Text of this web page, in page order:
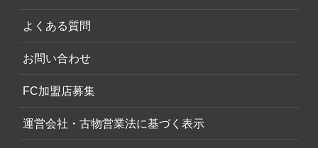
よくある質問
お問い合わせ
FC加盟店募集
運営会社・古物営業法に基づく表示